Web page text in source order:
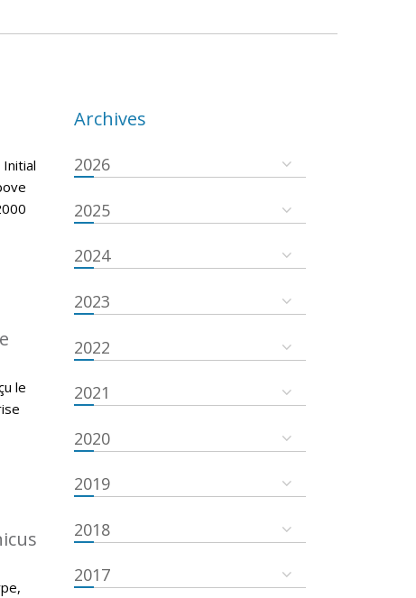
le
Archives
2026
2025
2024
2023
2022
2021
2020
2019
2018
2017